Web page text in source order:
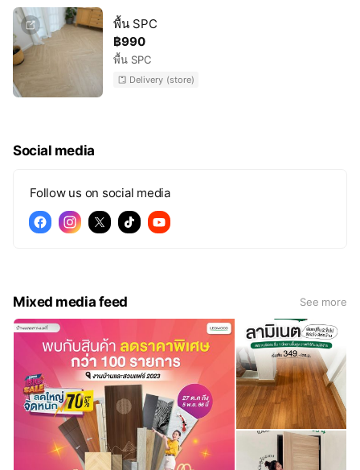
฿990
พื้น SPC
พื้น SPC
Delivery (store)
Social media
Follow us on social media
Mixed media feed See more